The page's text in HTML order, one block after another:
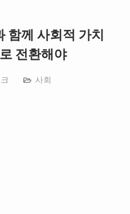
함께 사회적 가치
전환해야
사회